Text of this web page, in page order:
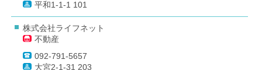
平和1-1-1 101
株式会社ライフネット
不動産
092-791-5657
大宮2-1-31 203